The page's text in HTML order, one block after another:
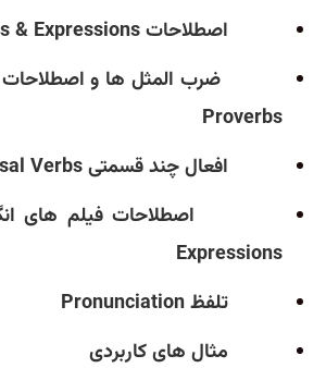
اصطلاحات& Expressions
ضرب المثل ها و اصطلاحات
Proverbs
افعال چند قسمتیVerbs
اصطلاحات فیلم های
Expressions
تلفظPronunciation
مثال های کاربردی